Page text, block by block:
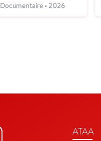
Documentaire • 2026
ATAA